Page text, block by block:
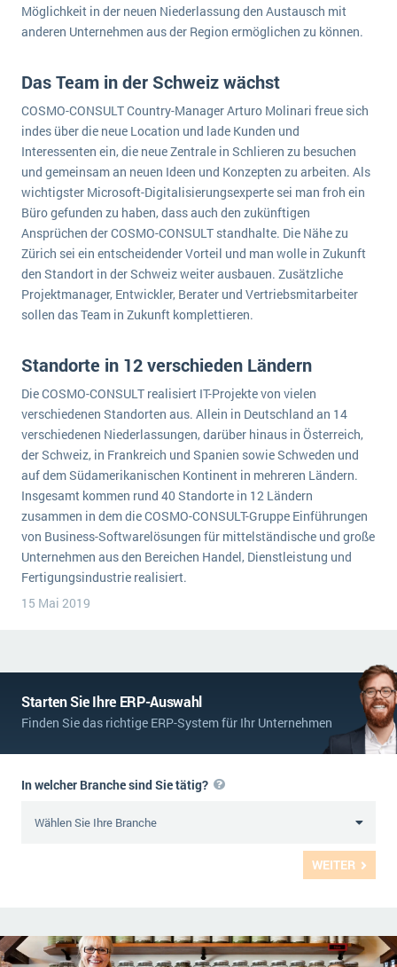
Installation
Landwirtschaft
NGO
Lebensmittelindustrie
Logistik
Produktion
Immobilien
Services
Textil und Mode
Vermietung
Ein WMS implementieren: Das sind die 6
wichtigsten Punkte, die es zu beachten gilt
Service Level Agreements (SLA) und ERP: Was muss man wissen?
ERP-Software für Abfallentsorger
Digitale Arbeitsaufträge in Ihrem ERP- oder FSM-System: clever und effizient
ERP News
SAP übernimmt Reltio für eine bessere
Datenintegration
Die „SaaSpocalypse“: Was ist das und was bedeutet es für die Zukunft von Unternehmenssoftware?
NACHRICHTENARCHIV
Möglichkeit in der neuen Niederlassung den Austausch mit
anderen Unternehmen aus der Region ermöglichen zu können.
Das Team in der Schweiz wächst
COSMO-CONSULT Country-Manager Arturo Molinari freue sich
indes über die neue Location und lade Kunden und
Interessenten ein, die neue Zentrale in Schlieren zu besuchen
und gemeinsam an neuen Ideen und Konzepten zu arbeiten. Als
wichtigster Microsoft-Digitalisierungsexperte sei man froh ein
Büro gefunden zu haben, dass auch den zukünftigen
Ansprüchen der COSMO-CONSULT standhalte. Die Nähe zu
Zürich sei ein entscheidender Vorteil und man wolle in Zukunft
den Standort in der Schweiz weiter ausbauen. Zusätzliche
Projektmanager, Entwickler, Berater und Vertriebsmitarbeiter
sollen das Team in Zukunft komplettieren.
Standorte in 12 verschieden Ländern
Die COSMO-CONSULT realisiert IT-Projekte von vielen
verschiedenen Standorten aus. Allein in Deutschland an 14
verschiedenen Niederlassungen, darüber hinaus in Österreich,
der Schweiz, in Frankreich und Spanien sowie Schweden und
auf dem Südamerikanischen Kontinent in mehreren Ländern.
Insgesamt kommen rund 40 Standorte in 12 Ländern
zusammen in dem die COSMO-CONSULT-Gruppe Einführungen
von Business-Softwarelösungen für mittelständische und große
Unternehmen aus den Bereichen Handel, Dienstleistung und
Fertigungsindustrie realisiert.
15 Mai 2019
Starten Sie Ihre ERP-Auswahl
Finden Sie das richtige ERP-System für Ihr Unternehmen
WEITER
In welcher Branche sind Sie tätig?